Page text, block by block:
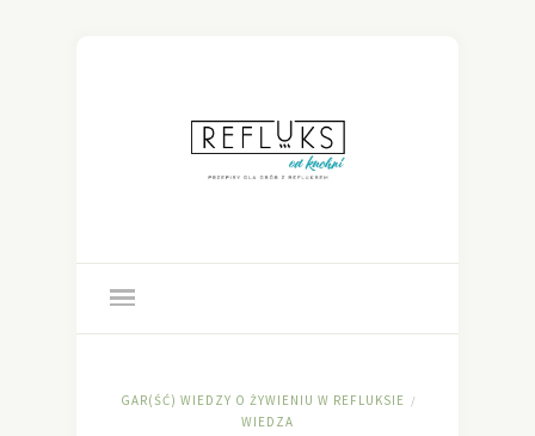
GAR(ŚĆ) WIEDZY O ŻYWIENIU W REFLUKSIE /
WIEDZA